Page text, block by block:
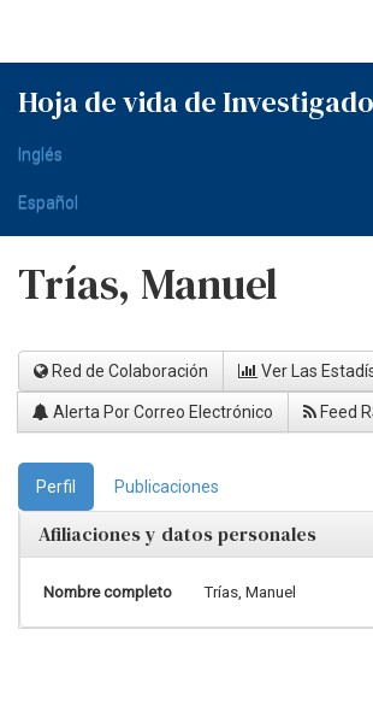
Hoja de vida de
Inglés
Español
Trías, Manuel
Red de Colaboración Ver Las
Alerta Por Correo Electrónico Feed
Perfil Publicaciones
Afiliaciones y datos personales
Nombre completo Trías, Manuel